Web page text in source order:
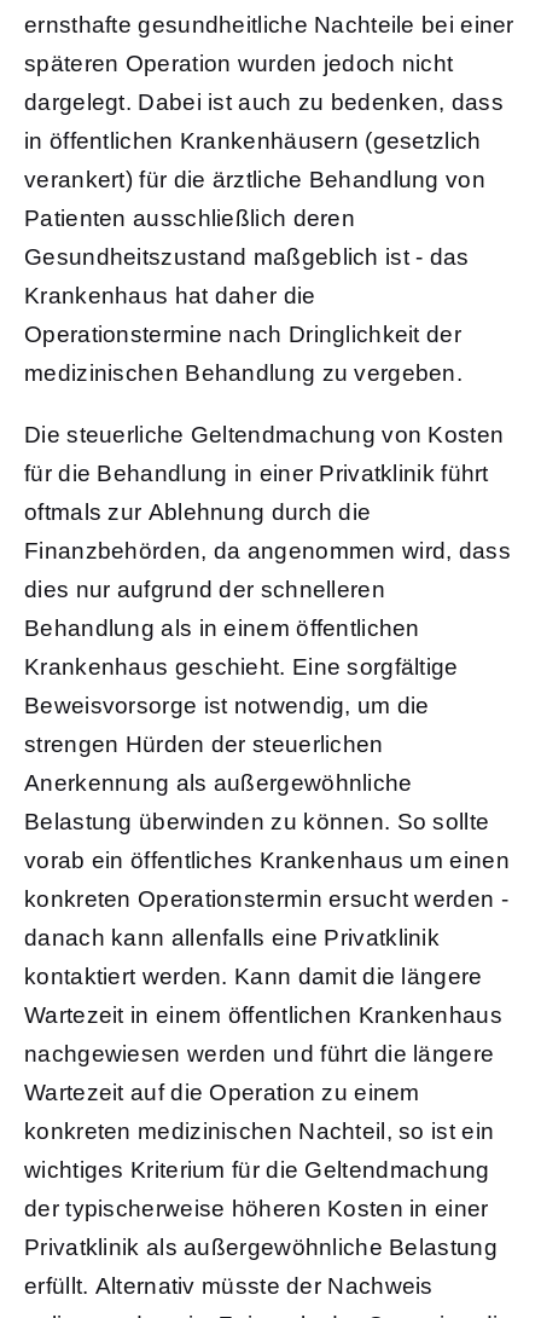
ernsthafte gesundheitliche Nachteile bei einer
späteren Operation wurden jedoch nicht
dargelegt. Dabei ist auch zu bedenken, dass
in öffentlichen Krankenhäusern (gesetzlich
verankert) für die ärztliche Behandlung von
Patienten ausschließlich deren
Gesundheitszustand maßgeblich ist - das
Krankenhaus hat daher die
Operationstermine nach Dringlichkeit der
medizinischen Behandlung zu vergeben.
Die steuerliche Geltendmachung von Kosten
für die Behandlung in einer Privatklinik führt
oftmals zur Ablehnung durch die
Finanzbehörden, da angenommen wird, dass
dies nur aufgrund der schnelleren
Behandlung als in einem öffentlichen
Krankenhaus geschieht. Eine sorgfältige
Beweisvorsorge ist notwendig, um die
strengen Hürden der steuerlichen
Anerkennung als außergewöhnliche
Belastung überwinden zu können. So sollte
vorab ein öffentliches Krankenhaus um einen
konkreten Operationstermin ersucht werden -
danach kann allenfalls eine Privatklinik
kontaktiert werden. Kann damit die längere
Wartezeit in einem öffentlichen Krankenhaus
nachgewiesen werden und führt die längere
Wartezeit auf die Operation zu einem
konkreten medizinischen Nachteil, so ist ein
wichtiges Kriterium für die Geltendmachung
der typischerweise höheren Kosten in einer
Privatklinik als außergewöhnliche Belastung
erfüllt. Alternativ müsste der Nachweis